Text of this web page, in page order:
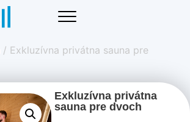
/ Exkluzívna privátna sauna pre
Exkluzívna privátna
sauna pre dvoch